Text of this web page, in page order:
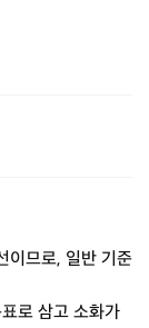
이므로, 일반 기준
로 삼고 소화가